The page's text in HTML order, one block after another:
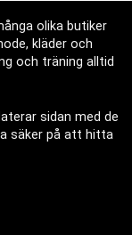
olika butiker
kläder och
och träning alltid
sidan med de
säker på att hitta